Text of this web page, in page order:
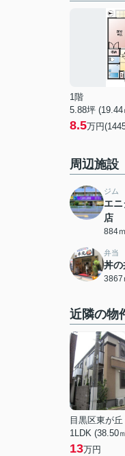
1階
5.88坪 (19.44
8.5万円
周辺施設
ジム
エ
店
884
弁当
丼
3867
近隣の物
目黒区東が丘
1LDK (38.50
13万円